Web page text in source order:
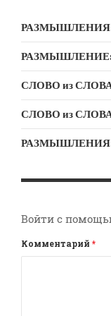
РАЗМЫШЛЕНИЯ:
РАЗМЫШЛЕНИЕ:
СЛОВО из СЛОВА
РАЗМЫШЛЕНИЯ:
Войти с
Комментарий *